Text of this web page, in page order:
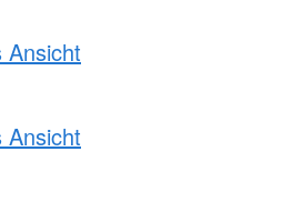
Ansicht
Ansicht